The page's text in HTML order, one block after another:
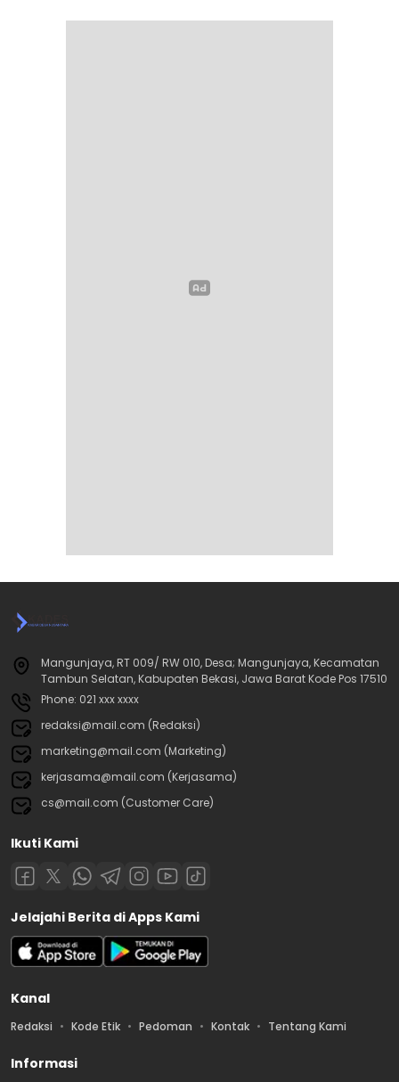
Mangunjaya, RT 009/ RW 010, Desa; Mangunjaya, Kecamatan
Tambun Selatan, Kabupaten Bekasi, Jawa Barat Kode Pos 17510
Phone: 021 xxx xxxx
redaksi@mail.com (Redaksi)
marketing@mail.com (Marketing)
kerjasama@mail.com (Kerjasama)
cs@mail.com (Customer Care)
Ikuti Kami
Jelajahi Berita di Apps Kami
Kanal
Redaksi Kode Etik Pedoman Kontak Tentang Kami
Informasi